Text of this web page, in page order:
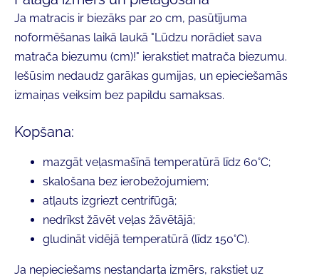
Ja matracis ir biezāks par 20 cm, pasūtījuma
noformēšanas laikā laukā "Lūdzu norādiet sava
matrača biezumu (cm)!" ierakstiet matrača biezumu.
Iešūsim nedaudz garākas gumijas, un epieciešamās
izmaiņas veiksim bez papildu samaksas.
Kopšana:
mazgāt veļasmašīnā temperatūrā līdz 60°C;
skalošana bez ierobežojumiem;
atļauts izgriezt centrifūgā;
nedrīkst žāvēt veļas žāvētājā;
gludināt vidējā temperatūrā (līdz 150°C).
Ja nepieciešams nestandarta izmērs, rakstiet uz